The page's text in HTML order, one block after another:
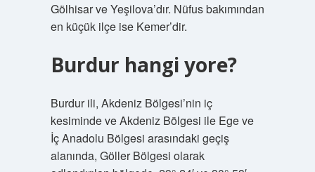
Gölhisar ve Yeşilova’dır. Nüfus bakımından
en küçük ilçe ise Kemer’dir.
Burdur hangi yore?
Burdur ili, Akdeniz Bölgesi’nin iç
kesiminde ve Akdeniz Bölgesi ile Ege ve
İç Anadolu Bölgesi arasındaki geçiş
alanında, Göller Bölgesi olarak